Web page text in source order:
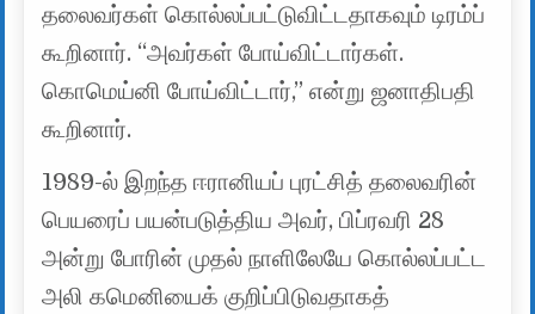
தலைவர்கள் கொல்லப்பட்டுவிட்டதாகவும் டிரம்ப்
கூறினார். “அவர்கள் போய்விட்டார்கள்.
கொமெய்னி போய்விட்டார்,” என்று ஜனாதிபதி
கூறினார்.
1989-ல் இறந்த ஈரானியப் புரட்சித் தலைவரின்
பெயரைப் பயன்படுத்திய அவர், பிப்ரவரி 28
அன்று போரின் முதல் நாளிலேயே கொல்லப்பட்ட
அலி கமெனியைக் குறிப்பிடுவதாகத்